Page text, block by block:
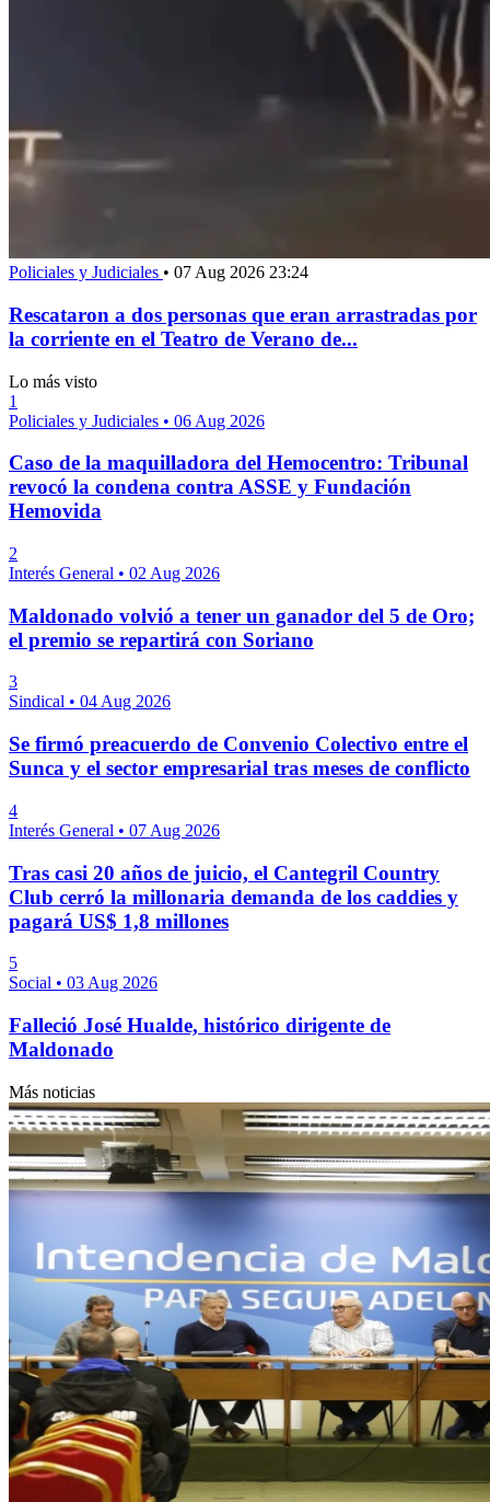
Policiales y Judiciales • 07 Aug 2026 23:24
Rescataron a dos personas que eran arrastradas por
la corriente en el Teatro de Verano de...
Lo más visto
1
Policiales y Judiciales • 06 Aug 2026
Caso de la maquilladora del Hemocentro: Tribunal
revocó la condena contra ASSE y Fundación
Hemovida
2
Interés General • 02 Aug 2026
Maldonado volvió a tener un ganador del 5 de Oro;
el premio se repartirá con Soriano
3
Sindical • 04 Aug 2026
Se firmó preacuerdo de Convenio Colectivo entre el
Sunca y el sector empresarial tras meses de conflicto
4
Interés General • 07 Aug 2026
Tras casi 20 años de juicio, el Cantegril Country
Club cerró la millonaria demanda de los caddies y
pagará US$ 1,8 millones
5
Social • 03 Aug 2026
Falleció José Hualde, histórico dirigente de
Maldonado
Más noticias